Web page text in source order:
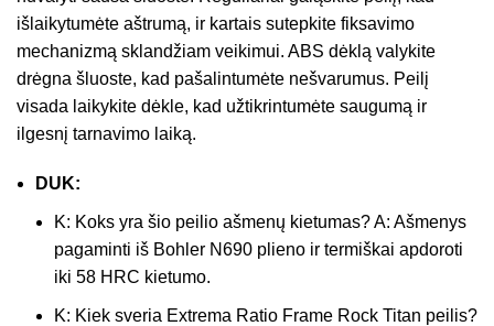
išlaikytumėte aštrumą, ir kartais sutepkite fiksavimo
mechanizmą sklandžiam veikimui. ABS dėklą valykite
drėgna šluoste, kad pašalintumėte nešvarumus. Peilį
visada laikykite dėkle, kad užtikrintumėte saugumą ir
ilgesnį tarnavimo laiką.
DUK:
K: Koks yra šio peilio ašmenų kietumas? A: Ašmenys
pagaminti iš Bohler N690 plieno ir termiškai apdoroti
iki 58 HRC kietumo.
K: Kiek sveria Extrema Ratio Frame Rock Titan peilis?